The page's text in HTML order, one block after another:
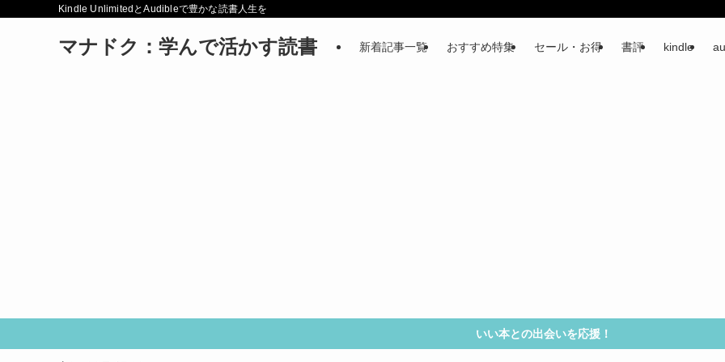
Kindle UnlimitedとAudibleで豊かな読書人生を
マナドク：学んで活かす読書 新着記事一覧 おすすめ特集 セール・お得 書評 kindle
いい本との出会いを応援！